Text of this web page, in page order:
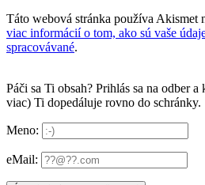
Táto webová stránka používa Akismet
viac informácií o tom, ako sú vaše
spracovávané.
Páči sa Ti obsah? Prihlás sa na odber
viac) Ti dopedáluje rovno do schránky.
Meno:
eMail: